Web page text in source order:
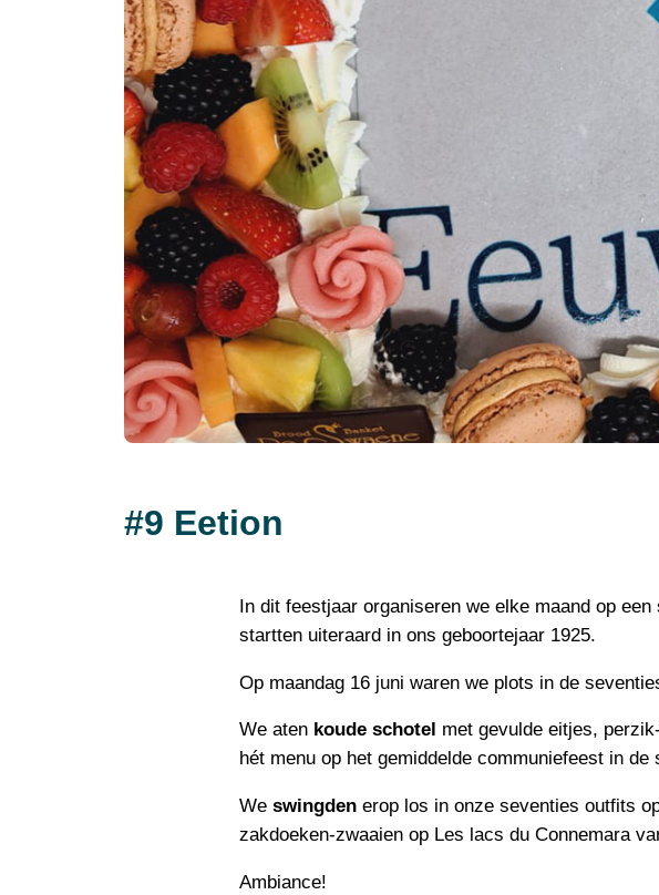
#9 Eetion
In dit feestjaar organiseren we elke maand op
startten uiteraard in ons geboortejaar 1925.
Op maandag 16 juni waren we plots in de
We aten koude schotel met gevulde eitjes,
hét menu op het gemiddelde communiefeest in de
We swingden erop los in onze seventies outfits
zakdoeken-zwaaien op Les lacs du Connemara
Ambiance!